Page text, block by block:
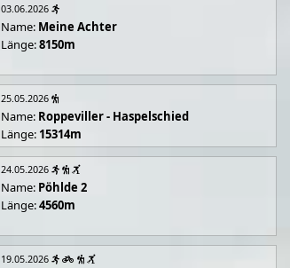
03.06.2026
Name: Meine Achter
Länge:8150m
25.05.2026
Name: Roppeviller - Haspelschied
Länge: 15314m
24.05.2026
Name: Pöhlde 2
Länge:4560m
19.05.2026